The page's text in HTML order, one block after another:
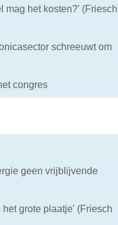
mag het kosten?' (Friesch
schreeuwt om
congres
geen vrijblijvende
grote plaatje' (Friesch